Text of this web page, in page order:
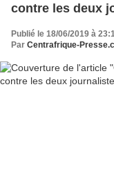
contre les deux
Publié le 18/06/2019 à
Par Centrafrique-